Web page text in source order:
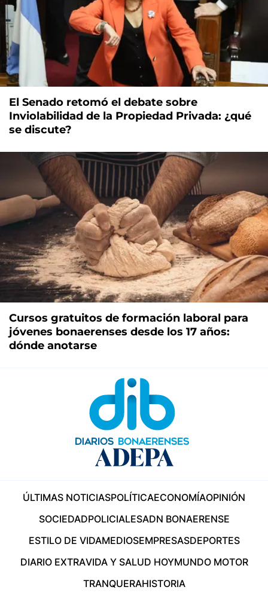
El Senado retomó el debate sobre
Inviolabilidad de la Propiedad Privada: ¿qué
se discute?
Cursos gratuitos de formación laboral para
jóvenes bonaerenses desde los 17 años:
dónde anotarse
ÚLTIMAS NOTICIASPOLÍTICAECONOMÍAOPINIÓN
SOCIEDADPOLICIALESADN BONAERENSE
ESTILO DE VIDAMEDIOSEMPRESASDEPORTES
DIARIO EXTRAVIDA Y SALUD HOYMUNDO MOTOR
TRANQUERAHISTORIA